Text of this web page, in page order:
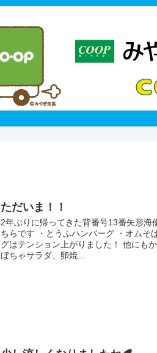
ただいま！！
2年ぶりに帰ってきた背番号13番矢形海
ちらです ・とうふハンバーグ ・オムそ
グはテンション上がりました！ 他にも
ぼちゃサラダ、卵焼...